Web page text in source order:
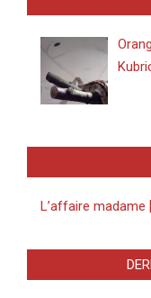
L’affaire madame